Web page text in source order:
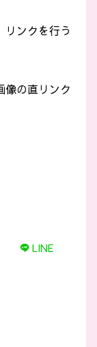
リンクを行う
像の直リンク
LINE